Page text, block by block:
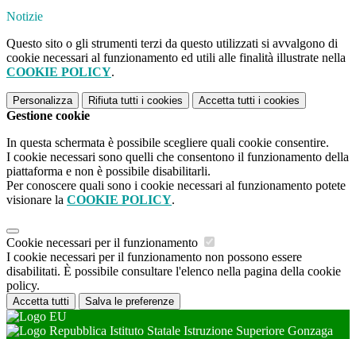
Notizie
Questo sito o gli strumenti terzi da questo utilizzati si avvalgono di
cookie necessari al funzionamento ed utili alle finalità illustrate nella
COOKIE POLICY.
Personalizza Rifiuta tutti i cookies Accetta tutti i cookies
Gestione cookie
In questa schermata è possibile scegliere quali cookie consentire.
I cookie necessari sono quelli che consentono il funzionamento della
piattaforma e non è possibile disabilitarli.
Per conoscere quali sono i cookie necessari al funzionamento potete
visionare la COOKIE POLICY.
Cookie necessari per il funzionamento
I cookie necessari per il funzionamento non possono essere
disabilitati. È possibile consultare l'elenco nella pagina della cookie
policy.
Accetta tutti Salva le preferenze
Istituto Statale Istruzione Superiore Gonzaga